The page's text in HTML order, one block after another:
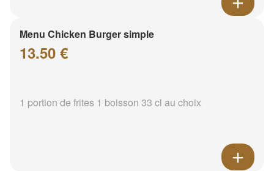
Menu Chicken Burger simple
13.50 €
1 portion de frites 1 boisson 33 cl au choix